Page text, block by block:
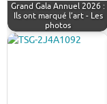
Grand Gala Annuel 2026 :
Ils ont marqué l’art - Les
photos